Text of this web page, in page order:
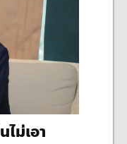
ม่เอา